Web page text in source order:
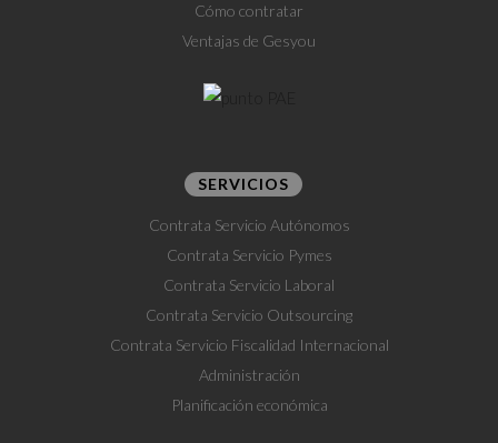
Cómo contratar
Ventajas de Gesyou
SERVICIOS
Contrata Servicio Autónomos
Contrata Servicio Pymes
Contrata Servicio Laboral
Contrata Servicio Outsourcing
Contrata Servicio Fiscalidad Internacional
Administración
Planificación económica